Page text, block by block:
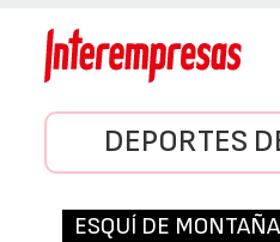
DEPORTES
ESQUÍ DE MONTAÑA